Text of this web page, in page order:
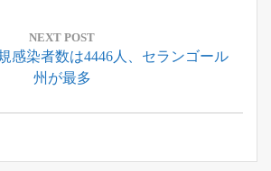
NEXT POST
感染者数は4446人、セランゴール
州が最多